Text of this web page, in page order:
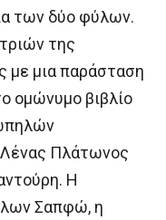
των δύο φύλων.
της
με μια παράσταση
ομώνυμο βιβλίο
Λένας Πλάτωνος
Η
Σαπφώ, η